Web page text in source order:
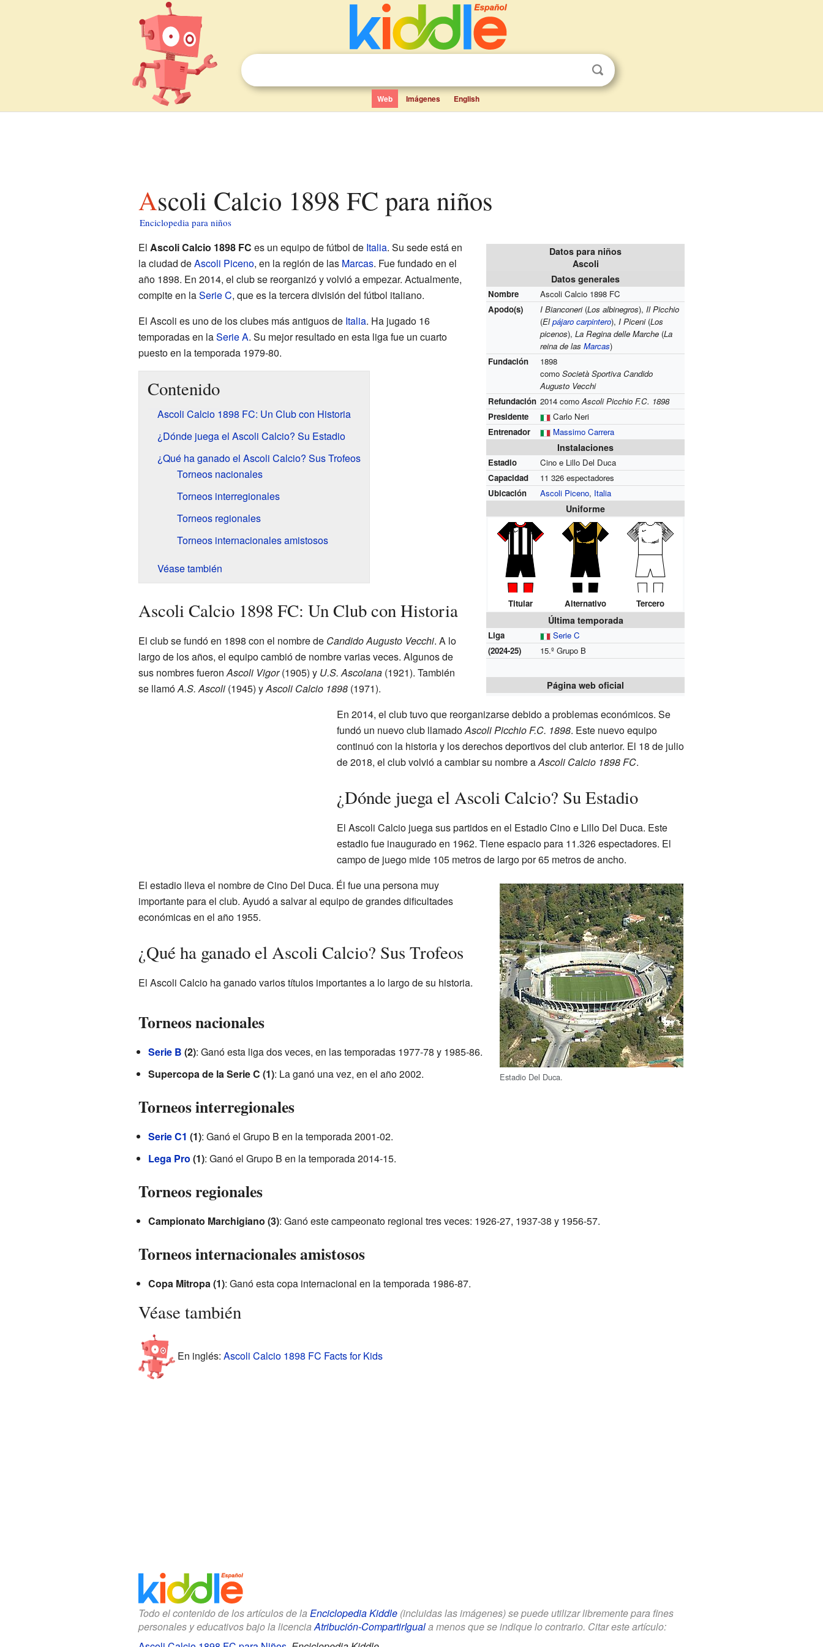
Web Imágenes English
Ascoli Calcio 1898 FC para niños
Enciclopedia para niños
Datos para niños
Ascoli
Datos generales
Nombre
Ascoli Calcio 1898 FC
Apodo(s)
I Bianconeri(Los albinegros),Il Picchio
(Elpájaro carpintero),I Piceni(Los
picenos),La Regina delle Marche (La
reina de lasMarcas)
Fundación
1898
comoSocietà Sportiva Candido
Augusto Vecchi
Refundación 2014comoAscoli Picchio F.C. 1898
Presidente
Carlo Neri
Entrenador
Massimo Carrera
Instalaciones
Estadio
Cino e Lillo Del Duca
Capacidad
11 326 espectadores
Ubicación
Ascoli Piceno, Italia
Uniforme
Titular Alternativo Tercero
Última temporada
Liga
Serie C
(2024-25)
15.º Grupo B
Página web oficial
El Ascoli Calcio 1898 FC es un equipo de fútbol de Italia. Su sede está en
la ciudad deAscoli Piceno, en la región de las Marcas. Fue fundado en el
año 1898. En 2014, el club se reorganizó y volvió a empezar. Actualmente,
compite en laSerie C, que es la tercera división del fútbol italiano.
El Ascoli es uno de los clubes más antiguos de Italia. Ha jugado 16
temporadas en laSerie A. Su mejor resultado en esta liga fue un cuarto
puesto en la temporada 1979-80.
Contenido
Ascoli Calcio 1898 FC: Un Club con Historia
¿Dónde juega el Ascoli Calcio? Su Estadio
¿Qué ha ganado el Ascoli Calcio? Sus Trofeos
Torneos nacionales
Torneos interregionales
Torneos regionales
Torneos internacionales amistosos
Véase también
Ascoli Calcio 1898 FC: Un Club con Historia
El club se fundó en 1898 con el nombre de Candido Augusto Vecchi. A lo
largo de los años, el equipo cambió de nombre varias veces. Algunos de
sus nombres fueronAscoli Vigor(1905) y U.S. Ascolana(1921). También
se llamóA.S. Ascoli(1945) yAscoli Calcio 1898(1971).
En 2014, el club tuvo que reorganizarse debido a problemas económicos. Se
fundó un nuevo club llamadoAscoli Picchio F.C. 1898. Este nuevo equipo
continuó con la historia y los derechos deportivos del club anterior. El 18 de julio
de 2018, el club volvió a cambiar su nombre aAscoli Calcio 1898 FC.
¿Dónde juega el Ascoli Calcio? Su Estadio
El Ascoli Calcio juega sus partidos en el Estadio Cino e Lillo Del Duca. Este
estadio fue inaugurado en 1962. Tiene espacio para 11.326 espectadores. El
campo de juego mide 105 metros de largo por 65 metros de ancho.
Estadio Del Duca.
El estadio lleva el nombre de Cino Del Duca. Él fue una persona muy
importante para el club. Ayudó a salvar al equipo de grandes dificultades
económicas en el año 1955.
¿Qué ha ganado el Ascoli Calcio? Sus Trofeos
El Ascoli Calcio ha ganado varios títulos importantes a lo largo de su historia.
Torneos nacionales
Serie B (2): Ganó esta liga dos veces, en las temporadas 1977-78 y 1985-86.
Supercopa de la Serie C (1): La ganó una vez, en el año 2002.
Torneos interregionales
Serie C1 (1): Ganó el Grupo B en la temporada 2001-02.
Lega Pro (1): Ganó el Grupo B en la temporada 2014-15.
Torneos regionales
Campionato Marchigiano (3): Ganó este campeonato regional tres veces: 1926-27, 1937-38 y 1956-57.
Torneos internacionales amistosos
Copa Mitropa (1): Ganó esta copa internacional en la temporada 1986-87.
Véase también
En inglés: Ascoli Calcio 1898 FC Facts for Kids
Todo el contenido de los artículos de la Enciclopedia Kiddle(incluidas las imágenes) se puede utilizar libremente para fines
personales y educativos bajo la licenciaAtribución-CompartirIguala menos que se indique lo contrario. Citar este artículo: